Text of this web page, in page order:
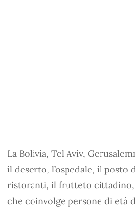
La Bolivia, Tel Aviv,
il deserto, l’ospedale, il posto
ristoranti, il frutteto cittadino,
che coinvolge persone di età